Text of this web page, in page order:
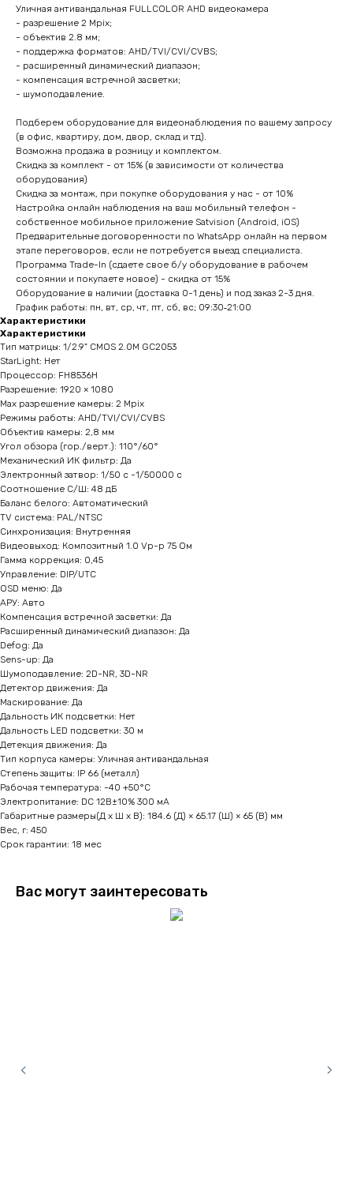
Уличная антивандальная FULLCOLOR AHD видеокамера
- разрешение 2 Mpix;
- объектив 2.8 мм;
- поддержка форматов: AHD/TVI/CVI/CVBS;
- расширенный динамический диапазон;
- компенсация встречной засветки;
- шумоподавление.
Подберем оборудование для видеонаблюдения по вашему запросу
(в офис, квартиру, дом, двор, склад и тд).
Возможна продажа в розницу и комплектом.
Скидка за комплект - от 15% (в зависимости от количества
оборудования)
Скидка за монтаж, при покупке оборудования у нас - от 10%
Настройка онлайн наблюдения на ваш мобильный телефон -
собственное мобильное приложение Satvision (Android, iOS)
Предварительные договоренности по WhatsApp онлайн на первом
этапе переговоров, если не потребуется выезд специалиста.
Программа Trade-In (сдаете свое б/у оборудование в рабочем
состоянии и покупаете новое) - скидка от 15%
Оборудование в наличии (доставка 0-1 день) и под заказ 2-3 дня.
График работы: пн, вт, ср, чт, пт, сб, вс; 09:30‑21:00
Характеристики
Характеристики
Тип матрицы: 1/2.9" CMOS 2.0M GС2053
StarLight: Нет
Процессор: FH8536H
Разрешение: 1920 × 1080
Мах разрешение камеры: 2 Mpix
Режимы работы: AHD/TVI/CVI/CVBS
Объектив камеры: 2,8 мм
Угол обзора (гор./верт.): 110°/60°
Механический ИК фильтр: Да
Электронный затвор: 1/50 с -1/50000 с
Соотношение С/Ш: 48 дБ
Баланс белого: Автоматический
TV система: PAL/NTSC
Синхронизация: Внутренняя
Видеовыход: Композитный 1.0 Vp-p 75 Ом
Гамма коррекция: 0,45
Управление: DIP/UTC
OSD меню: Да
АРУ: Авто
Компенсация встречной засветки: Да
Расширенный динамический диапазон: Да
Defog: Да
Sens-up: Да
Шумоподавление: 2D-NR, 3D-NR
Детектор движения: Да
Маскирование: Да
Дальность ИК подсветки: Нет
Дальность LED подсветки: 30 м
Детекция движения: Да
Тип корпуса камеры: Уличная антивандальная
Степень защиты: IP 66 (металл)
Рабочая температура: -40 +50°C
Электропитание: DC 12B±10% 300 мА
Габаритные размеры(Д x Ш x В): 184.6 (Д) × 65.17 (Ш) × 65 (В) мм
Вес, г: 450
Срок гарантии: 18 мес
Вас могут заинтересовать